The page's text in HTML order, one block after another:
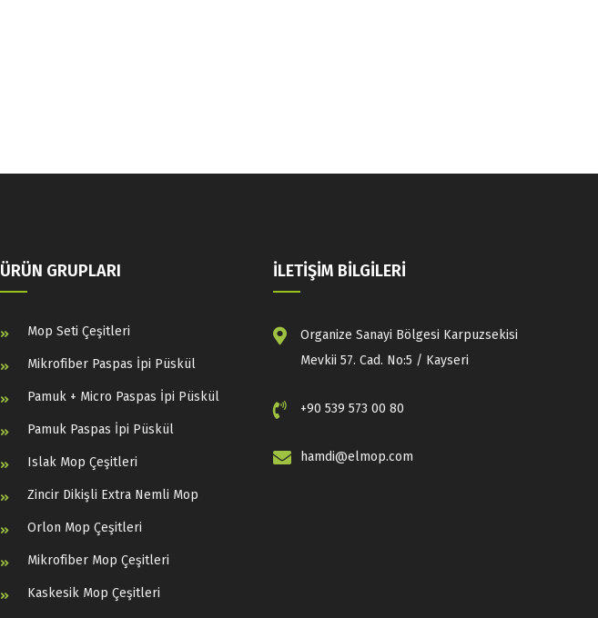
ÜRÜN GRUPLARI
Mop Seti Çeşitleri
Mikrofiber Paspas İpi Püskül
Pamuk + Micro Paspas İpi Püskül
Pamuk Paspas İpi Püskül
Islak Mop Çeşitleri
Zincir Dikişli Extra Nemli Mop
Orlon Mop Çeşitleri
Mikrofiber Mop Çeşitleri
Kaskesik Mop Çeşitleri
İLETİŞİM BİLGİLERİ
Organize Sanayi Bölgesi Karpuzsekisi
Mevkii 57. Cad. No:5 / Kayseri
+90 539 573 00 80
hamdi@elmop.com